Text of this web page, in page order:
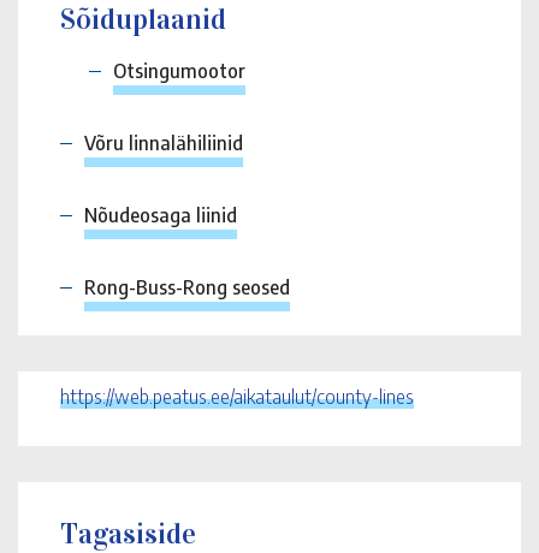
Sõiduplaanid
Otsingumootor
Võru linnalähiliinid
Nõudeosaga liinid
Rong-Buss-Rong seosed
https://web.peatus.ee/aikataulut/county-lines
Tagasiside